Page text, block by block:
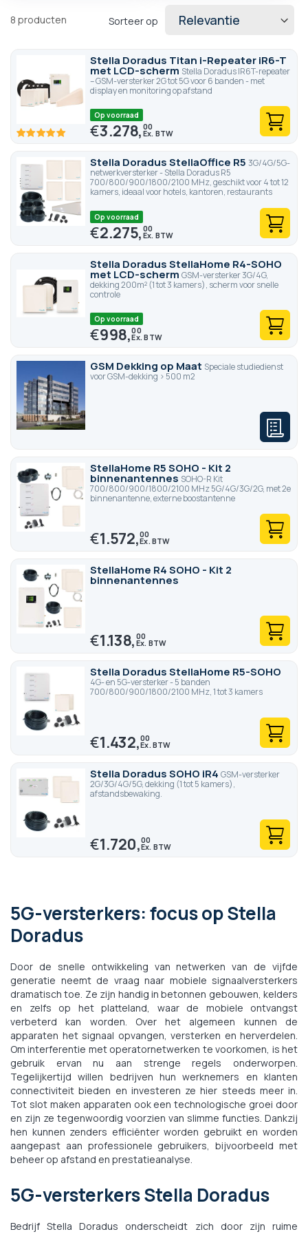
8 producten Sorteer op
Stella Doradus Titan i-Repeater iR6-T
met LCD-scherm Stella Doradus IR6T-repeater
– GSM-versterker 2G tot 5G voor 6 banden - met
display en monitoring op afstand
100 100
Op voorraad
€3.278,00
Stella Doradus StellaOffice R5 3G/4G/5G-
netwerkversterker - Stella Doradus R5
700/800/900/1800/2100 MHz, geschikt voor 4 tot 12
kamers, ideaal voor hotels, kantoren, restaurants
Op voorraad
€2.275,00
Stella Doradus StellaHome R4-SOHO
met LCD-scherm GSM-versterker 3G/4G,
dekking 200m² (1 tot 3 kamers), scherm voor snelle
controle
Op voorraad
€998,00
GSM Dekking op Maat Speciale studiedienst
voor GSM-dekking > 500 m2
StellaHome R5 SOHO - Kit 2
binnenantennes SOHO-R Kit
700/800/900/1800/2100 MHz 5G/4G/3G/2G, met 2e
binnenantenne, externe boostantenne
€1.572,00
StellaHome R4 SOHO - Kit 2
binnenantennes
€1.138,00
Stella Doradus StellaHome R5-SOHO
4G- en 5G-versterker - 5 banden
700/800/900/1800/2100 MHz, 1 tot 3 kamers
€1.432,00
Stella Doradus SOHO iR4 GSM-versterker
2G/3G/4G/5G, dekking (1 tot 5 kamers),
afstandsbewaking.
€1.720,00
5G-versterkers: focus op Stella
Doradus
Door de snelle ontwikkeling van netwerken van de vijfde
generatie neemt de vraag naar mobiele signaalversterkers
dramatisch toe. Ze zijn handig in betonnen gebouwen, kelders
en zelfs op het platteland, waar de mobiele ontvangst
verbeterd kan worden. Over het algemeen kunnen de
apparaten het signaal opvangen, versterken en herverdelen.
Om interferentie met operatornetwerken te voorkomen, is het
gebruik ervan nu aan strenge regels onderworpen.
Tegelijkertijd willen bedrijven hun werknemers en klanten
connectiviteit bieden en investeren ze hier steeds meer in.
Tot slot maken apparaten ook een technologische groei door
en zijn ze tegenwoordig voorzien van slimme functies. Dankzij
hen kunnen zenders efficiënter worden gebruikt en worden
aangepast aan professionele gebruikers, bijvoorbeeld met
beheer op afstand en prestatieanalyse.
5G-versterkers Stella Doradus
Bedrijf Stella Doradus onderscheidt zich door zijn ruime